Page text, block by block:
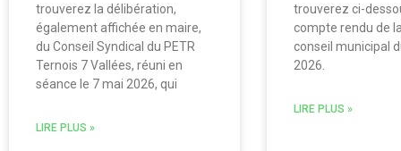
trouverez la délibération,
également affichée en maire,
du Conseil Syndical du PETR
Ternois 7 Vallées, réuni en
séance le 7 mai 2026, qui
LIRE PLUS »
trouverez ci-
compte rendu de
conseil municipal
2026.
LIRE PLUS »